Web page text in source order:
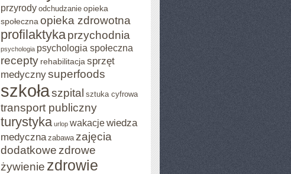
przyrody odchudzanie opieka
społeczna opieka zdrowotna
profilaktykaprzychodnia
psychologia psychologia społeczna
recepty rehabilitacja sprzęt
medycznysuperfoods
szkołaszpital sztuka cyfrowa
transport publiczny
turystyka urlop wakacjewiedza
medyczna zabawa zajęcia
dodatkowe zdrowe
żywienie zdrowie